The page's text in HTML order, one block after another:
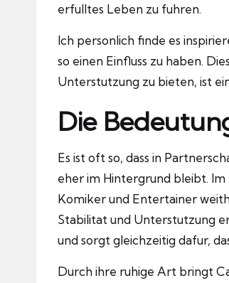
erfulltes Leben zu fuhren.
Ich personlich finde es
so einen Einfluss zu haben.
Unterstutzung zu bieten, ist
Die
Es ist oft so, dass in
eher im Hintergrund bleibt. Im
Komiker und Entertainer
Stabilitat und Unterstutzung
und sorgt gleichzeitig dafur,
Durch ihre ruhige Art bringt